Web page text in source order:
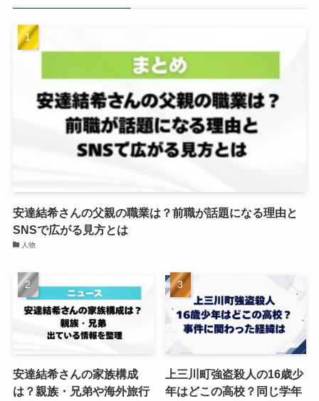
安達結希さんの父親の職業は？前職が話題になる理由と
SNSで広がる見方とは
人物
安達結希さんの家族構成
は？親族・兄弟や海外旅行
上三川町強盗殺人の16歳少
年はどこの高校？同じ学年